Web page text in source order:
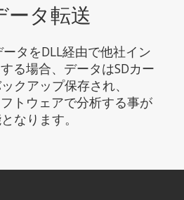
ータ転送
タをDLL経由で他社イン
る場合、データはSDカー
クアップ保存され、
トウェアで分析する事が
なります。